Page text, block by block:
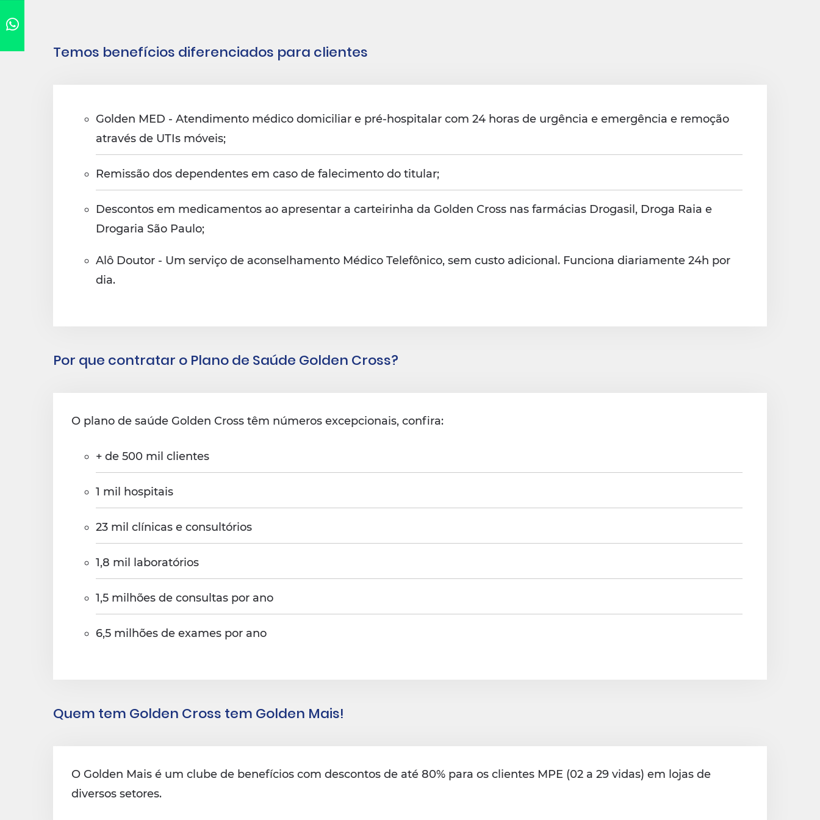
Temos benefícios diferenciados para clientes
Golden MED - Atendimento médico domiciliar e pré-hospitalar com 24 horas de urgência e emergência e remoção
através de UTIs móveis;
Remissão dos dependentes em caso de falecimento do titular;
Descontos em medicamentos ao apresentar a carteirinha da Golden Cross nas farmácias Drogasil, Droga Raia e
Drogaria São Paulo;
Alô Doutor - Um serviço de aconselhamento Médico Telefônico, sem custo adicional. Funciona diariamente 24h por
dia.
Por que contratar o Plano de Saúde Golden Cross?
O plano de saúde Golden Cross têm números excepcionais, confira:
+ de 500 mil clientes
1 mil hospitais
23 mil clínicas e consultórios
1,8 mil laboratórios
1,5 milhões de consultas por ano
6,5 milhões de exames por ano
Quem tem Golden Cross tem Golden Mais!
O Golden Mais é um clube de benefícios com descontos de até 80% para os clientes MPE (02 a 29 vidas) em lojas de
diversos setores.